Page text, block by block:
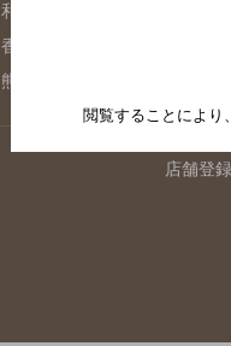
和歌山県のバー検索
香川県のバー検索
熊本県のバー検索
店舗登
閲覧することにより、